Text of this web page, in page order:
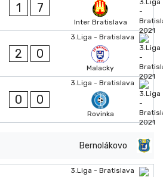
1 7
Inter Bratislava
3.Liga - Bratislava
2 0
Malacky
3.Liga - Bratislava
0 0
Rovinka
Bernolákovo
3.Liga - Bratislava